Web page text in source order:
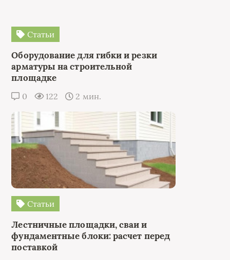
Статьи
Оборудование для гибки и резки
арматуры на строительной
площадке
0 122 2 мин.
Статьи
Лестничные площадки, сваи и
фундаментные блоки: расчет перед
поставкой